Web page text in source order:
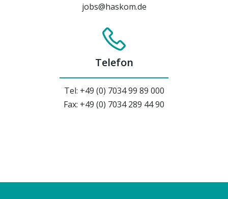
jobs@haskom.de
Telefon
Tel: +49 (0) 7034 99 89 000
Fax: +49 (0) 7034 289 44 90